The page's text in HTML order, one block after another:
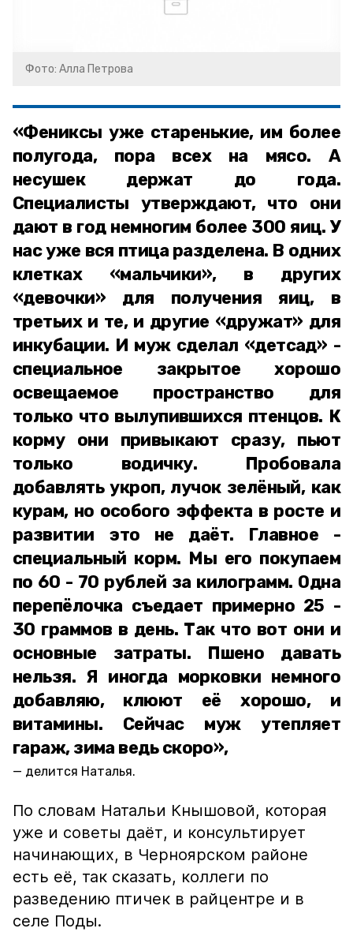
Фото: Алла Петрова
«Фениксы уже старенькие, им более
полугода, пора всех на мясо. А
несушек держат до года.
Специалисты утверждают, что они
дают в год немногим более 300 яиц. У
нас уже вся птица разделена. В одних
клетках «мальчики», в других
«девочки» для получения яиц, в
третьих и те, и другие «дружат» для
инкубации. И муж сделал «детсад» -
специальное закрытое хорошо
освещаемое пространство для
только что вылупившихся птенцов. К
корму они привыкают сразу, пьют
только водичку. Пробовала
добавлять укроп, лучок зелёный, как
курам, но особого эффекта в росте и
развитии это не даёт. Главное -
специальный корм. Мы его покупаем
по 60 - 70 рублей за килограмм. Одна
перепёлочка съедает примерно 25 -
30 граммов в день. Так что вот они и
основные затраты. Пшено давать
нельзя. Я иногда морковки немного
добавляю, клюют её хорошо, и
витамины. Сейчас муж утепляет
гараж, зима ведь скоро»,
делится Наталья.
По словам Натальи Кнышовой, которая
уже и советы даёт, и консультирует
начинающих, в Черноярском районе
есть её, так сказать, коллеги по
разведению птичек в райцентре и в
селе Поды.